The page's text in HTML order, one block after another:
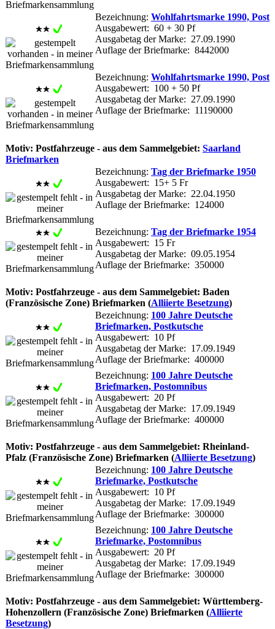
Bezeichnung: Wohlfahrtsmarke 1990, Post
Ausgabewert: 60 + 30 Pf
Ausgabetag der Marke: 27.09.1990
Auflage der Briefmarke: 8442000
Bezeichnung: Wohlfahrtsmarke 1990, Post
Ausgabewert: 100 + 50 Pf
Ausgabetag der Marke: 27.09.1990
Auflage der Briefmarke: 11190000
Motiv: Postfahrzeuge - aus dem Sammelgebiet: Saarland
Briefmarken
Bezeichnung: Tag der Briefmarke 1950
Ausgabewert: 15+ 5 Fr
Ausgabetag der Marke: 22.04.1950
Auflage der Briefmarke: 124000
Bezeichnung: Tag der Briefmarke 1954
Ausgabewert: 15 Fr
Ausgabetag der Marke: 09.05.1954
Auflage der Briefmarke: 350000
Motiv: Postfahrzeuge - aus dem Sammelgebiet: Baden
(Französische Zone) Briefmarken (Alliierte Besetzung)
Bezeichnung: 100 Jahre Deutsche
Briefmarken, Postkutsche
Ausgabewert: 10 Pf
Ausgabetag der Marke: 17.09.1949
Auflage der Briefmarke: 400000
Bezeichnung: 100 Jahre Deutsche
Briefmarken, Postomnibus
Ausgabewert: 20 Pf
Ausgabetag der Marke: 17.09.1949
Auflage der Briefmarke: 400000
Motiv: Postfahrzeuge - aus dem Sammelgebiet: Rheinland-
Pfalz (Französische Zone) Briefmarken (Alliierte Besetzung)
Bezeichnung: 100 Jahre Deutsche
Briefmarke, Postkutsche
Ausgabewert: 10 Pf
Ausgabetag der Marke: 17.09.1949
Auflage der Briefmarke: 300000
Bezeichnung: 100 Jahre Deutsche
Briefmarke, Postomnibus
Ausgabewert: 20 Pf
Ausgabetag der Marke: 17.09.1949
Auflage der Briefmarke: 300000
Motiv: Postfahrzeuge - aus dem Sammelgebiet: Württemberg-
Hohenzollern (Französische Zone) Briefmarken (Alliierte
Besetzung)